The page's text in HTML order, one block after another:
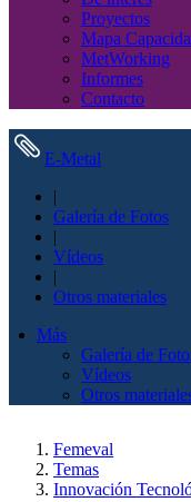
Proyectos
Mapa
MetWorking
Informes
Contacto
E-Metal
|
Galería de Fotos
|
Vídeos
|
Otros materiales
Más
Galería de
Vídeos
Otros
Femeval
Temas
Innovación